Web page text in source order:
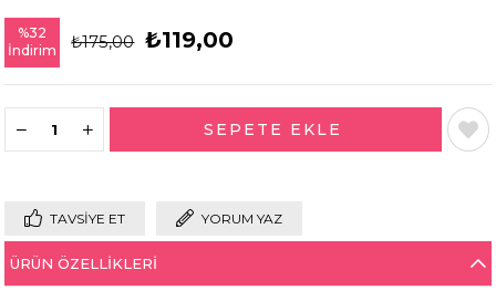
%32
İndirim
₺175,00 ₺119,00
TAVSIYE ET YORUM YAZ
ÜRÜN ÖZELLIKLERI